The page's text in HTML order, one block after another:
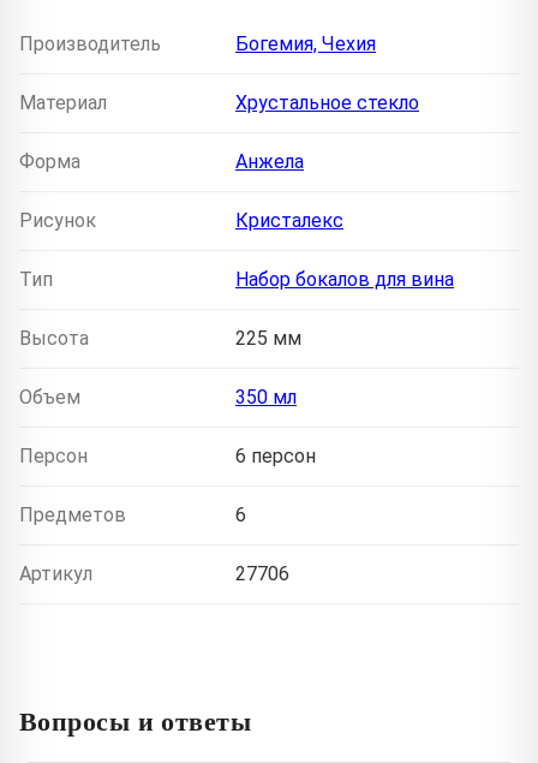
Производитель Богемия, Чехия
Материал Хрустальное стекло
Форма Анжела
Рисунок Кристалекс
Тип Набор бокалов для вина
Высота 225 мм
Объем 350 мл
Персон 6 персон
Предметов 6
Артикул 27706
Вопросы и ответы